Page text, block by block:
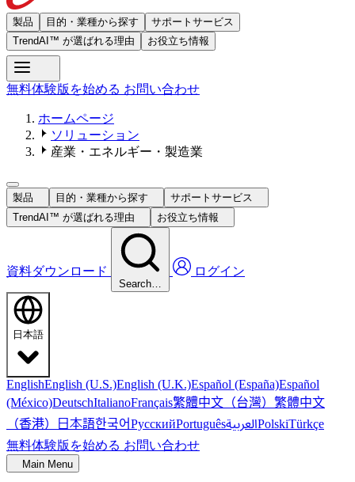
製品 目的・業種から探す
サポートサービス
TrendAI™ が選ばれる理由
お役立ち情報
無料体験版を始める お問い合わせ
ホームページ
ソリューション
産業・エネルギー・製造業
製品 目的・業種から探す
サポートサービス
TrendAI™ が選ばれる理由
お役立ち情報
資料ダウンロード
Search…
ログイン
日本語
EnglishEnglish (U.S.)English (U.K.)Español (España)Español
(México)DeutschItalianoFrançais繁體中文（台灣） 繁體中文
（香港） 日本語한국어РусскийPortuguêsالعربيةPolskiTürkçe
無料体験版を始める お問い合わせ
Main Menu